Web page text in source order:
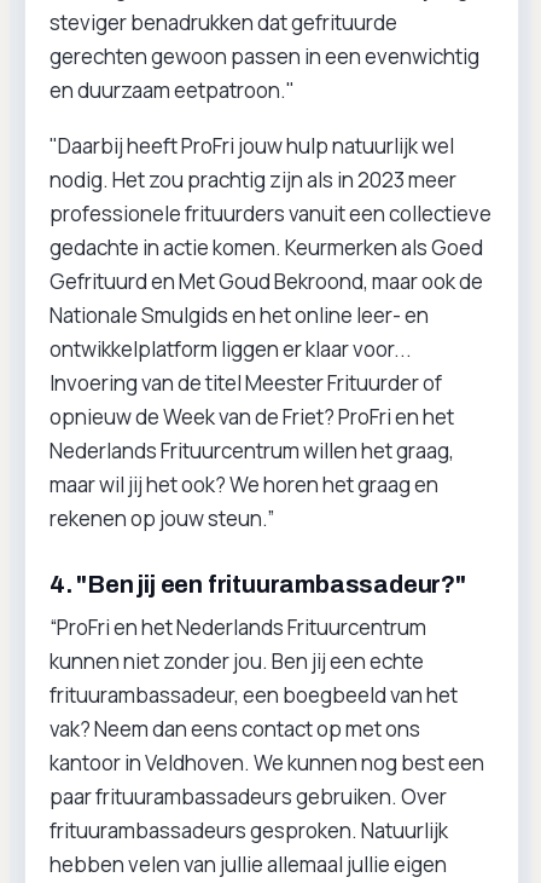
steviger benadrukken dat gefrituurde
gerechten gewoon passen in een evenwichtig
en duurzaam eetpatroon."
"Daarbij heeft ProFri jouw hulp natuurlijk wel
nodig. Het zou prachtig zijn als in 2023 meer
professionele frituurders vanuit een collectieve
gedachte in actie komen. Keurmerken als Goed
Gefrituurd en Met Goud Bekroond, maar ook de
Nationale Smulgids en het online leer- en
ontwikkelplatform liggen er klaar voor...
Invoering van de titel Meester Frituurder of
opnieuw de Week van de Friet? ProFri en het
Nederlands Frituurcentrum willen het graag,
maar wil jij het ook? We horen het graag en
rekenen op jouw steun.”
4. "Ben jij een frituurambassadeur?"
“ProFri en het Nederlands Frituurcentrum
kunnen niet zonder jou. Ben jij een echte
frituurambassadeur, een boegbeeld van het
vak? Neem dan eens contact op met ons
kantoor in Veldhoven. We kunnen nog best een
paar frituurambassadeurs gebruiken. Over
frituurambassadeurs gesproken. Natuurlijk
hebben velen van jullie allemaal jullie eigen